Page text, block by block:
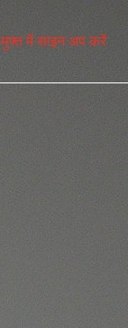
मुफ्त में साइन अप करें